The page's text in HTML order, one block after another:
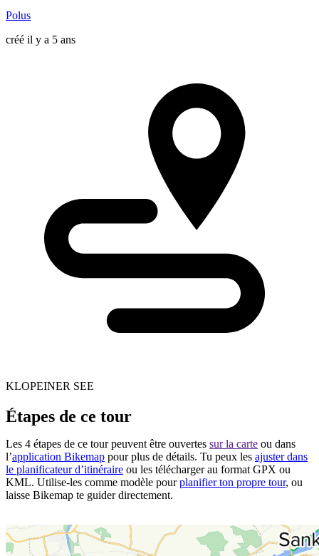
Polus
créé il y a 5 ans
KLOPEINER SEE
Étapes de ce tour
Les 4 étapes de ce tour peuvent être ouvertes sur la carte ou dans
l’application Bikemap pour plus de détails. Tu peux les ajuster dans
le planificateur d’itinéraire ou les télécharger au format GPX ou
KML. Utilise-les comme modèle pourplanifier ton propre tour, ou
laisse Bikemap te guider directement.